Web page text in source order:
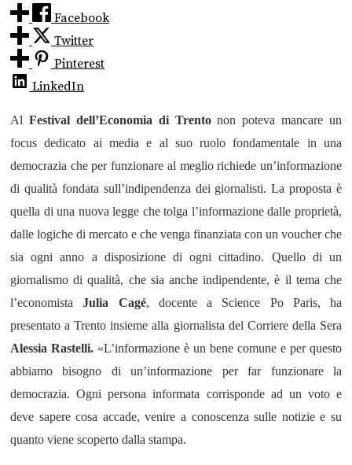
Facebook
Twitter
Pinterest
LinkedIn
Al Festival dell’Economia di Trentonon poteva mancare un
focus dedicato ai media e al suo ruolo fondamentale in una
democrazia che per funzionare al meglio richiede un’informazione
di qualità fondata sull’indipendenza dei giornalisti.La proposta è
quella di una nuova legge che tolga l’informazione dalle proprietà,
dalle logiche di mercato e che venga finanziata con un voucher che
sia ogni anno a disposizione di ogni cittadino. Quello di un
giornalismo di qualità, che sia anche indipendente, è il tema che
l’economistaJulia Cagé, docente a Science Po Paris, ha
presentato a Trento insieme alla giornalista del Corriere della Sera
Alessia Rastelli. «L’informazione è un bene comune e per questo
abbiamo bisogno di un’informazione per far funzionare la
democrazia. Ogni persona informata corrisponde ad un voto e
deve sapere cosa accade, venire a conoscenza sulle notizie e su
quanto viene scoperto dalla stampa.